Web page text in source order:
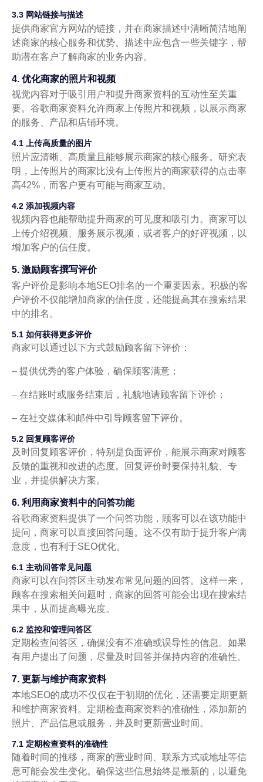
3.3 网站链接与描述
提供商家官方网站的链接，并在商家描述中清晰简洁地阐
述商家的核心服务和优势。描述中应包含一些关键字，帮
助潜在客户了解商家的业务内容。
4. 优化商家的照片和视频
视觉内容对于吸引用户和提升商家资料的互动性至关重
要。谷歌商家资料允许商家上传照片和视频，以展示商家
的服务、产品和店铺环境。
4.1 上传高质量的图片
照片应清晰、高质量且能够展示商家的核心服务。研究表
明，上传照片的商家比没有上传照片的商家获得的点击率
高42%，而客户更有可能与商家互动。
4.2 添加视频内容
视频内容也能帮助提升商家的可见度和吸引力。商家可以
上传介绍视频、服务展示视频，或者客户的好评视频，以
增加客户的信任度。
5. 激励顾客撰写评价
客户评价是影响本地SEO排名的一个重要因素。积极的客
户评价不仅能增加商家的信任度，还能提高其在搜索结果
中的排名。
5.1 如何获得更多评价
商家可以通过以下方式鼓励顾客留下评价：
– 提供优秀的客户体验，确保顾客满意；
– 在结账时或服务结束后，礼貌地请顾客留下评价；
– 在社交媒体和邮件中引导顾客留下评价。
5.2 回复顾客评价
及时回复顾客评价，特别是负面评价，能展示商家对顾客
反馈的重视和改进的态度。回复评价时要保持礼貌、专
业，并提供解决方案。
6. 利用商家资料中的问答功能
谷歌商家资料提供了一个问答功能，顾客可以在该功能中
提问，商家可以直接回答问题。这不仅有助于提升客户满
意度，也有利于SEO优化。
6.1 主动回答常见问题
商家可以在问答区主动发布常见问题的回答。这样一来，
顾客在搜索相关问题时，商家的回答可能会出现在搜索结
果中，从而提高曝光度。
6.2 监控和管理问答区
定期检查问答区，确保没有不准确或误导性的信息。如果
有用户提出了问题，尽量及时回答并保持内容的准确性。
7. 更新与维护商家资料
本地SEO的成功不仅仅在于初期的优化，还需要定期更新
和维护商家资料。定期检查商家资料的准确性，添加新的
照片、产品信息或服务，并及时更新营业时间。
7.1 定期检查资料的准确性
随着时间的推移，商家的营业时间、联系方式或地址等信
息可能会发生变化。确保这些信息始终是最新的，以避免